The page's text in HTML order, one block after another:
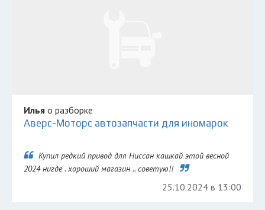
Илья о разборке
Аверс-Моторс автозапчасти для иномарок
Купил редкий привод для Ниссан кашкай этой весной
2024 нигде . хороший магазин .. советую!!
25.10.2024 в 13:00